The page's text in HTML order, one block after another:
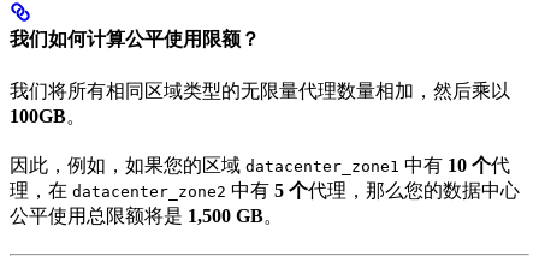
我们如何计算公平使用限额？
我们将所有相同区域类型的无限量代理数量相加，然后乘以
100GB。
因此，例如，如果您的区域 datacenter_zone1 中有 10 个代
理，在 datacenter_zone2 中有 5 个代理，那么您的数据中心
公平使用总限额将是 1,500 GB。